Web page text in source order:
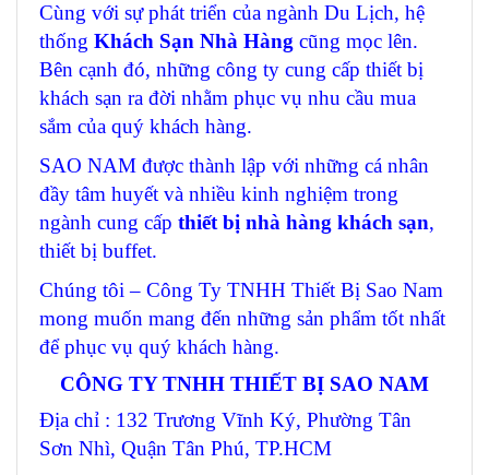
Cùng với sự phát triển của ngành Du Lịch, hệ
thống Khách Sạn Nhà Hàng cũng mọc lên.
Bên cạnh đó, những công ty cung cấp thiết bị
khách sạn ra đời nhằm phục vụ nhu cầu mua
sắm của quý khách hàng.
SAO NAM được thành lập với những cá nhân
đầy tâm huyết và nhiều kinh nghiệm trong
ngành cung cấp thiết bị nhà hàng khách sạn,
thiết bị buffet.
Chúng tôi – Công Ty TNHH Thiết Bị Sao Nam
mong muốn mang đến những sản phẩm tốt nhất
để phục vụ quý khách hàng.
CÔNG TY TNHH THIẾT BỊ SAO NAM
Địa chỉ : 132 Trương Vĩnh Ký, Phường Tân
Sơn Nhì, Quận Tân Phú, TP.HCM